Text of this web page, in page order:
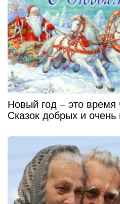
Новый год – это время
Сказок добрых и очень